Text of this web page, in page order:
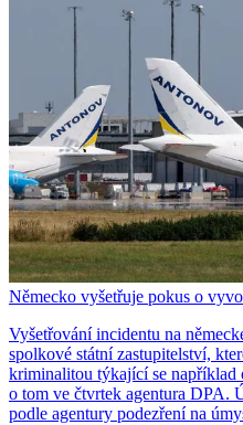
Německo vyšetřuje pokus o
Vyšetřování incidentu na
spolkové státní zastupitelství,
kriminalitou týkající se například
o tom ve čtvrtek agentura DPA.
podle agentury podezření na